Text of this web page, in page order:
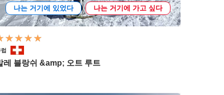
나는 거기에 있었다 나는 거기에 가고 싶다
레 블랑쉬 &amp; 오트 루트